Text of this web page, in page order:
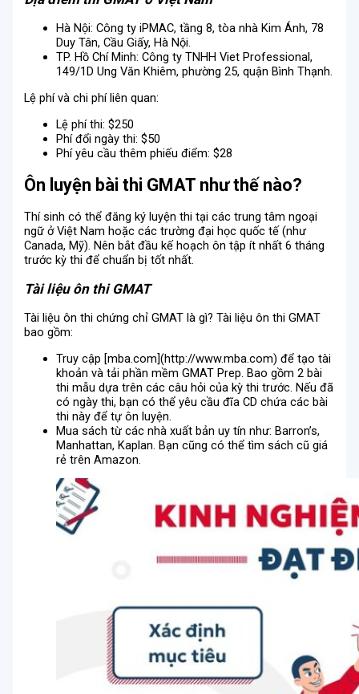
Hà Nội: Công ty iPMAC, tầng 8, tòa nhà Kim Ánh, 78
Duy Tân, Cầu Giấy, Hà Nội.
TP. Hồ Chí Minh: Công ty TNHH Viet Professional,
149/1D Ung Văn Khiêm, phường 25, quận Bình Thạnh.
Lệ phí và chi phí liên quan:
Lệ phí thi: $250
Phí đổi ngày thi: $50
Phí yêu cầu thêm phiếu điểm: $28
Ôn luyện bài thi GMAT như thế nào?
Thí sinh có thể đăng ký luyện thi tại các trung tâm ngoại
ngữ ở Việt Nam hoặc các trường đại học quốc tế (như
Canada, Mỹ). Nên bắt đầu kế hoạch ôn tập ít nhất 6 tháng
trước kỳ thi để chuẩn bị tốt nhất.
Tài liệu ôn thi GMAT
Tài liệu ôn thi chứng chỉ GMAT là gì? Tài liệu ôn thi GMAT
bao gồm:
Truy cập [mba.com](http://www.mba.com) để tạo tài
khoản và tải phần mềm GMAT Prep. Bao gồm 2 bài
thi mẫu dựa trên các câu hỏi của kỳ thi trước. Nếu đã
có ngày thi, bạn có thể yêu cầu đĩa CD chứa các bài
thi này để tự ôn luyện.
Mua sách từ các nhà xuất bản uy tín như: Barron’s,
Manhattan, Kaplan. Bạn cũng có thể tìm sách cũ giá
rẻ trên Amazon.